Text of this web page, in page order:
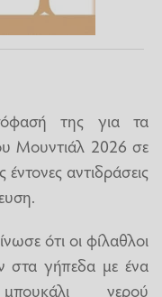
της για τα
Μουντιάλ 2026 σε
αντιδράσεις
ότι οι φίλαθλοι
στα γήπεδα με ένα
νερού